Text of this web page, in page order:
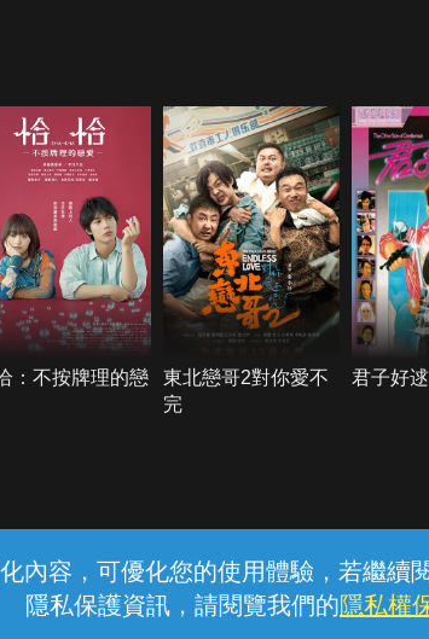
內容，可優化您的使用體驗，若繼
隱私保護資訊，請閱覽我們的隱私權
：不按牌理的戀
東北戀哥2對你愛不
完
君子好逑
線上客服 服務條款
中華電信股份有限公司個人家庭分公司 (統一